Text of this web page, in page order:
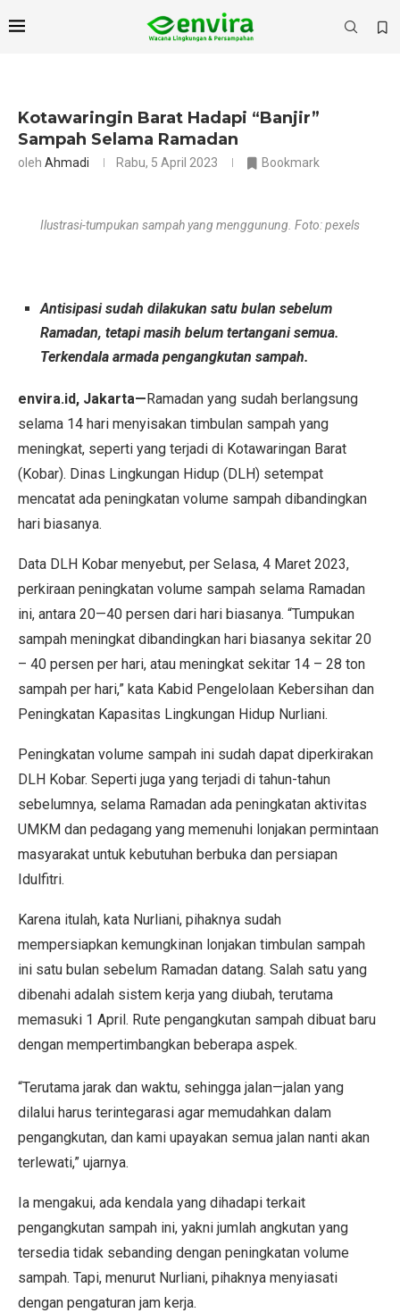
Kotawaringin Barat Hadapi “Banjir”
Sampah Selama Ramadan
oleh Ahmadi Rabu, 5 April 2023 Bookmark
Ilustrasi-tumpukan sampah yang menggunung. Foto: pexels
Antisipasi sudah dilakukan satu bulan sebelum
Ramadan, tetapi masih belum tertangani semua.
Terkendala armada pengangkutan sampah.
envira.id, Jakarta— Ramadan yang sudah berlangsung
selama 14 hari menyisakan timbulan sampah yang
meningkat, seperti yang terjadi di Kotawaringan Barat
(Kobar). Dinas Lingkungan Hidup (DLH) setempat
mencatat ada peningkatan volume sampah dibandingkan
hari biasanya.
Data DLH Kobar menyebut, per Selasa, 4 Maret 2023,
perkiraan peningkatan volume sampah selama Ramadan
ini, antara 20—40 persen dari hari biasanya. “Tumpukan
sampah meningkat dibandingkan hari biasanya sekitar 20
– 40 persen per hari, atau meningkat sekitar 14 – 28 ton
sampah per hari,” kata Kabid Pengelolaan Kebersihan dan
Peningkatan Kapasitas Lingkungan Hidup Nurliani.
Peningkatan volume sampah ini sudah dapat diperkirakan
DLH Kobar. Seperti juga yang terjadi di tahun-tahun
sebelumnya, selama Ramadan ada peningkatan aktivitas
UMKM dan pedagang yang memenuhi lonjakan permintaan
masyarakat untuk kebutuhan berbuka dan persiapan
Idulfitri.
Karena itulah, kata Nurliani, pihaknya sudah
mempersiapkan kemungkinan lonjakan timbulan sampah
ini satu bulan sebelum Ramadan datang. Salah satu yang
dibenahi adalah sistem kerja yang diubah, terutama
memasuki 1 April. Rute pengangkutan sampah dibuat baru
dengan mempertimbangkan beberapa aspek.
“Terutama jarak dan waktu, sehingga jalan—jalan yang
dilalui harus terintegarasi agar memudahkan dalam
pengangkutan, dan kami upayakan semua jalan nanti akan
terlewati,” ujarnya.
Ia mengakui, ada kendala yang dihadapi terkait
pengangkutan sampah ini, yakni jumlah angkutan yang
tersedia tidak sebanding dengan peningkatan volume
sampah. Tapi, menurut Nurliani, pihaknya menyiasati
dengan pengaturan jam kerja.